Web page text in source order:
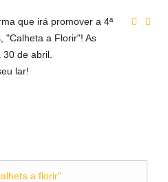
que irá promover a 4ª
"Calheta a Florir"! As
de abril.
lar!
a florir"